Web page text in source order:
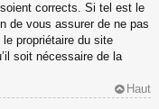
corrects. Si tel est le
de vous assurer de ne pas
propriétaire du site
soit nécessaire de la
Haut